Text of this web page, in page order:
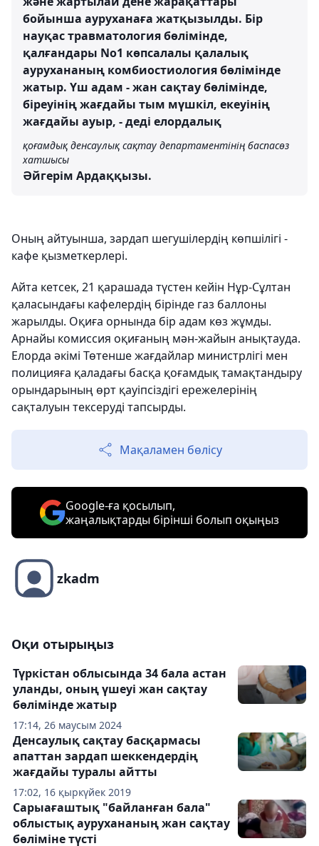
бойынша ауруханаға жатқызылды. Бір
науқас травматология бөлімінде,
қалғандары No1 көпсалалы қалалық
аурухананың комбиостиология бөлімінде
жатыр. Үш адам - жан сақтау бөлімінде,
біреуінің жағдайы тым мүшкіл, екеуінің
жағдайы ауыр, - деді елордалық
қоғамдық денсаулық сақтау департаментінің баспасөз
хатшысы
Әйгерім Ардаққызы.
Оның айтуынша, зардап шегушілердің көпшілігі -
кафе қызметкерлері.
Айта кетсек, 21 қарашада түстен кейін Нұр-Сұлтан
қаласындағы кафелердің бірінде газ баллоны
жарылды. Оқиға орнында бір адам көз жұмды.
Арнайы комиссия оқиғаның мән-жайын анықтауда.
Елорда әкімі Төтенше жағдайлар министрлігі мен
полицияға қаладағы басқа қоғамдық тамақтандыру
орындарының өрт қауіпсіздігі ережелерінің
сақталуын тексеруді тапсырды.
Мақаламен бөлісу
Google-ға қосылып,
жаңалықтарды бірінші болып оқыңыз
zkadm
Оқи отырыңыз
17:14, 26 маусым 2024
Түркістан облысында 34 бала астан
уланды, оның үшеуі жан сақтау
бөлімінде жатыр
17:02, 16 қыркүйек 2019
Денсаулық сақтау басқармасы
апаттан зардап шеккендердің
жағдайы туралы айтты
Сарыағаштық "байланған бала"
облыстық аурухананың жан сақтау
бөліміне түсті